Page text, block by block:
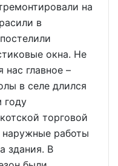
на
в
окна. Не
нас главное –
в селе длился
году
торговой
работы
здания. В